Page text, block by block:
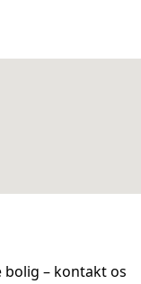
bolig – kontakt os